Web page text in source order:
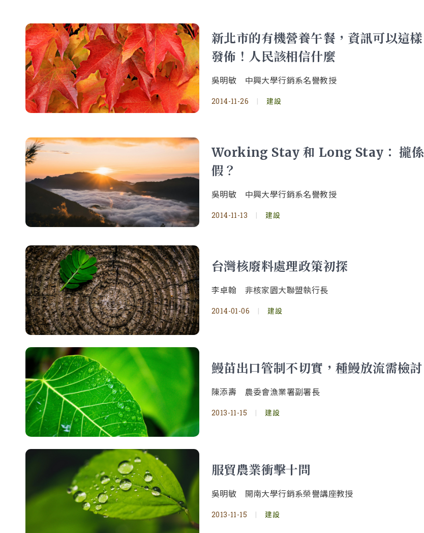
新北市的有機營養午餐，資訊可以這樣
發佈！人民該相信什麼
吳明敏 中興大學行銷系名譽教授
2014-11-26 | 建設
Working Stay 和 Long Stay： 攏係
假？
吳明敏 中興大學行銷系名譽教授
2014-11-13 | 建設
台灣核廢料處理政策初探
李卓翰 非核家園大聯盟執行長
2014-01-06 | 建設
鰻苗出口管制不切實，種鰻放流需檢討
陳添壽 農委會漁業署副署長
2013-11-15 | 建設
服貿農業衝擊十問
吳明敏 開南大學行銷系榮譽講座教授
2013-11-15 | 建設